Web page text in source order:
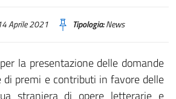
Aprile 2021 Tipologia:News
la presentazione delle domande
di premi e contributi in favore delle
straniera di opere letterarie e